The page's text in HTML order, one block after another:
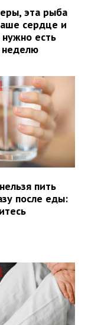
эта рыба
сердце и
есть
пить
после еды: